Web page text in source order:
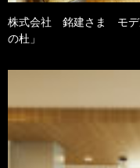
株式会社 銘建さま モデ
の杜」